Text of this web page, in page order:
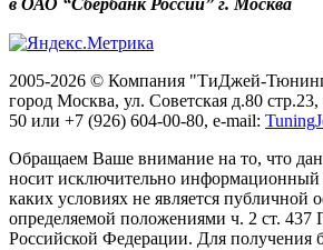
2005-2026 © Компания "ТиДжей-
город Москва, ул. Советская д.80
50 или +7 (926) 604-00-80, e-mail:
Обращаем Ваше внимание на то, что
носит исключительно информационный
каких условиях не является публичной
определяемой положениями ч. 2 ст. 437
Российской Федерации. Для получения